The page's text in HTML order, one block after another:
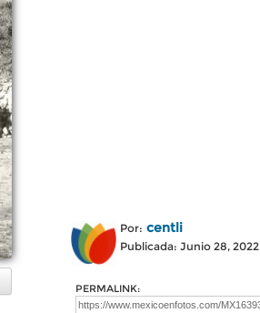
Por: centli
Publicada: Junio 28, 2022
PERMALINK: